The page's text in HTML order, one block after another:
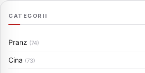
CATEGORII
Pranz (74)
Cina (73)